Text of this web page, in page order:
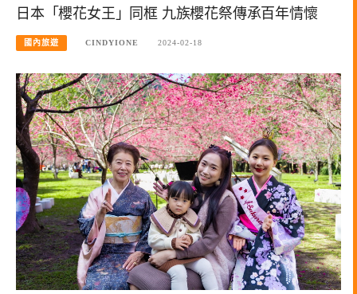
日本「櫻花女王」同框 九族櫻花祭傳承百年情懷
國內旅遊 CINDYIONE 2024-02-18